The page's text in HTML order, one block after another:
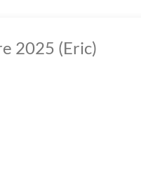
2025 (Eric)